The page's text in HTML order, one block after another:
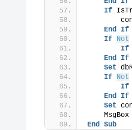
If
End If
If Not
If
End If
Set
If Not
If
End If
Set
MsgBox
End Sub